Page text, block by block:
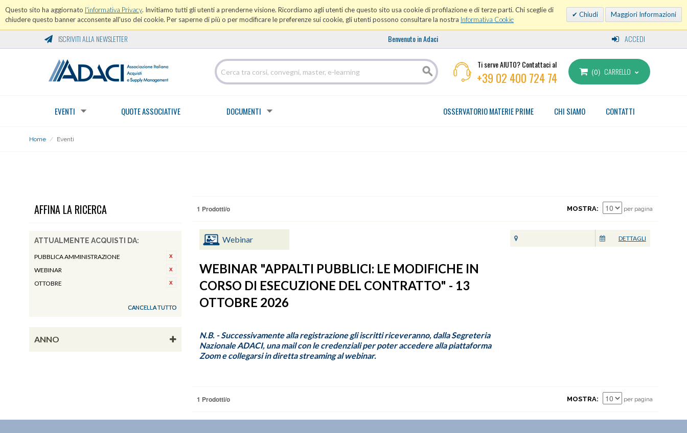
Questo sito ha aggiornato l'informativa Privacy. Invitiamo tutti gli utenti a prenderne visione. Ricordiamo agli utenti che questo sito usa cookie di profilazione e di terze parti. Chi sceglie di
chiudere questo banner acconsente all'uso dei cookie. Per saperne di più o per modificare le preferenze sui cookie, gli utenti possono consultare la nostra Informativa Cookie
Chiudi Maggiori Informazioni
ISCRIVITI ALLA NEWSLETTER Benvenuto in Adaci ACCEDI
Ti serve AIUTO? Contattaci al
+39 02 400 724 74 0 CARRELLO
EVENTI QUOTE ASSOCIATIVE DOCUMENTI CONTATTI
CHI SIAMO
OSSERVATORIO MATERIE PRIME
Home / Eventi
AFFINA LA RICERCA
ATTUALMENTE ACQUISTI DA:
PUBBLICA AMMINISTRAZIONE
WEBINAR
OTTOBRE
CANCELLA TUTTO
ANNO
1 Prodotti/o MOSTRA per pagina
Webinar
WEBINAR "APPALTI PUBBLICI: LE MODIFICHE IN
CORSO DI ESECUZIONE DEL CONTRATTO" - 13
OTTOBRE 2026
N.B. - Successivamente alla registrazione gli iscritti riceveranno, dalla Segreteria
Nazionale ADACI, una mail con le credenziali per poter accedere alla piattaforma
Zoom e collegarsi in diretta streaming al webinar.
DETTAGLI
1 Prodotti/o MOSTRA per pagina